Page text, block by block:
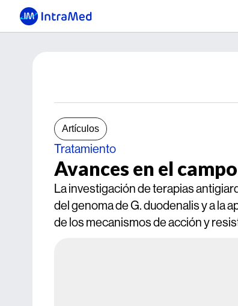
Artículos
Tratamiento
Avances en el
La investigación de terapias
del genoma de G. duodenalis y a la
de los mecanismos de acción y